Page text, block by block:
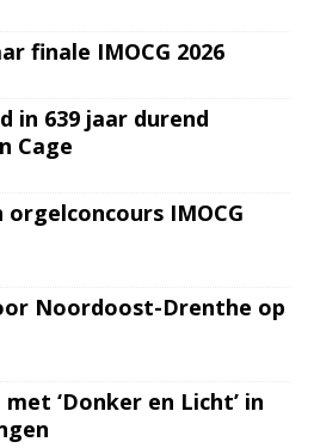
finale IMOCG 2026
in 639 jaar durend
Cage
IMOCG
Noordoost-Drenthe op
‘Donker en Licht’ in